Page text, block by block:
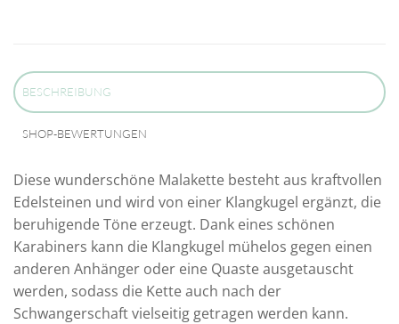
BESCHREIBUNG
SHOP-BEWERTUNGEN
Diese wunderschöne Malakette besteht aus kraftvollen
Edelsteinen und wird von einer Klangkugel ergänzt, die
beruhigende Töne erzeugt. Dank eines schönen
Karabiners kann die Klangkugel mühelos gegen einen
anderen Anhänger oder eine Quaste ausgetauscht
werden, sodass die Kette auch nach der
Schwangerschaft vielseitig getragen werden kann.